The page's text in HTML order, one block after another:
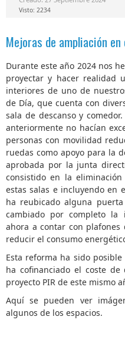
Visto: 2234
Mejoras de ampliación
Durante este año 2024 nos
proyectar y hacer realidad
interiores de uno de
de Día, que cuenta con
sala de descanso y
anteriormente no hacían
personas con movilidad
ruedas como apoyo para la
aprobada por la junta
consistido en la
estas salas e incluyendo en
ha reubicado alguna
cambiado por completo la
ahora a contar con
reducir el consumo
Esta reforma ha sido posible
ha cofinanciado el coste
proyecto PIR de este mismo
Aquí se pueden ver
algunos de los espacios.